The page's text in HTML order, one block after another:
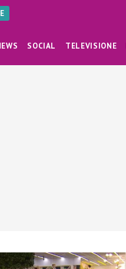
SOCIAL TELEVISIONE